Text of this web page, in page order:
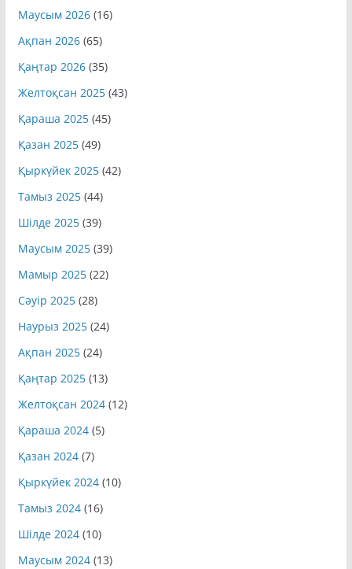
Маусым 2026(16)
Ақпан 2026(65)
Қаңтар 2026(35)
Желтоқсан 2025(43)
Қараша 2025(45)
Қазан 2025(49)
Қыркүйек 2025(42)
Тамыз 2025(44)
Шілде 2025(39)
Маусым 2025(39)
Мамыр 2025(22)
Сәуір 2025(28)
Наурыз 2025(24)
Ақпан 2025(24)
Қаңтар 2025(13)
Желтоқсан 2024(12)
Қараша 2024(5)
Қазан 2024(7)
Қыркүйек 2024(10)
Тамыз 2024(16)
Шілде 2024(10)
Маусым 2024(13)